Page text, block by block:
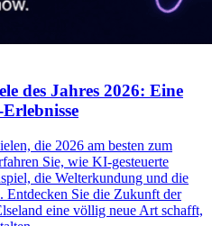
des Jahres 2026: Eine
die 2026 am besten zum
Sie, wie KI-gesteuerte
die Welterkundung und die
Entdecken Sie die Zukunft der
eine völlig neue Art schafft,